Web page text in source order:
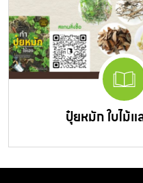
ปุ๋ยหมัก ใบไม้